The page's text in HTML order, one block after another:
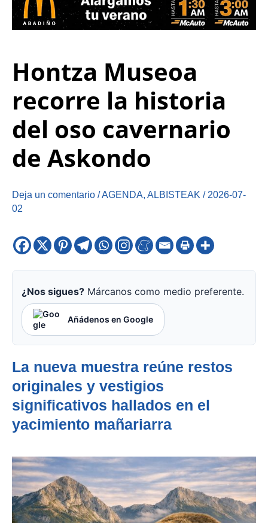
Hontza Museoa
recorre la historia
del oso cavernario
de Askondo
Deja un comentario /AGENDA, ALBISTEAK / 2026-07-
02
¿Nos sigues? Márcanos como medio preferente.
Añádenos en Google
La nueva muestra reúne restos
originales y vestigios
significativos hallados en el
yacimiento mañariarra